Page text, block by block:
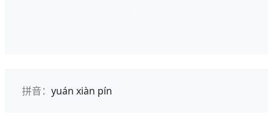
拼音： yuán xiàn pín